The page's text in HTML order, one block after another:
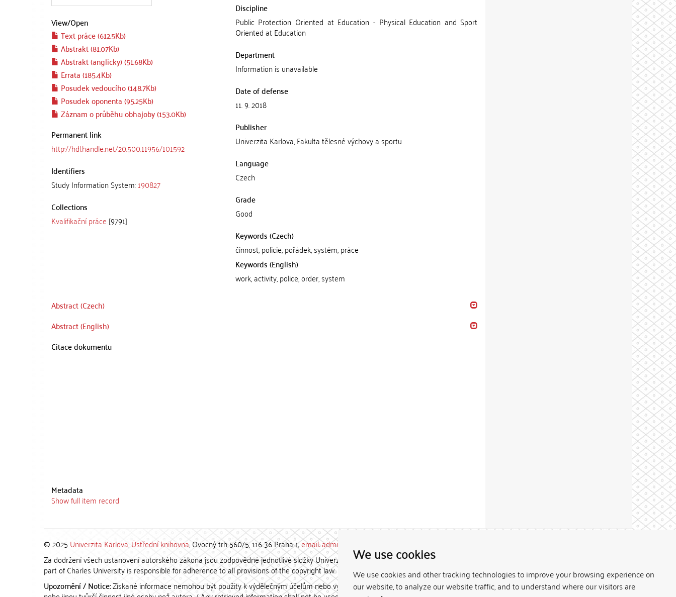
We use cookies
We use cookies and other tracking technologies to improve your browsing experience on
our website, to analyze our website traffic, and to understand where our visitors are
View/Open
Text práce (612.5Kb)
Abstrakt (81.07Kb)
Abstrakt (anglicky) (51.68Kb)
Errata (185.4Kb)
Posudek vedoucího (148.7Kb)
Posudek oponenta (95.25Kb)
Záznam o průběhu obhajoby (153.0Kb)
Permanent link
http://hdl.handle.net/20.500.11956/101592
Identifiers
Study Information System:190827
Collections
Kvalifikační práce [9791]
Discipline
Public Protection Oriented at Education - Physical Education and Sport
Oriented at Education
Department
Information is unavailable
Date of defense
11. 9. 2018
Publisher
Univerzita Karlova, Fakulta tělesné výchovy a sportu
Language
Czech
Grade
Good
Keywords (Czech)
činnost, policie, pořádek, systém, práce
Keywords (English)
work, activity, police, order, system
Abstract (Czech)
Abstract (English)
Citace dokumentu
Metadata
Show full item record
© 2025 Univerzita Karlova,Ústřední knihovna, Ovocný trh 560/5, 116 36 Praha 1;email: admin-repozitar [at] cuni.cz
Za dodržení všech ustanovení autorského zákona jsou zodpovědné jednotlivé složky Univerzity Karlovy. / Each constituent
part of Charles University is responsible for adherence to all provisions of the copyright law.
Upozornění / Notice:Získané informace nemohou být použity k výdělečným účelům nebo vydávány za studijní, vědeckou